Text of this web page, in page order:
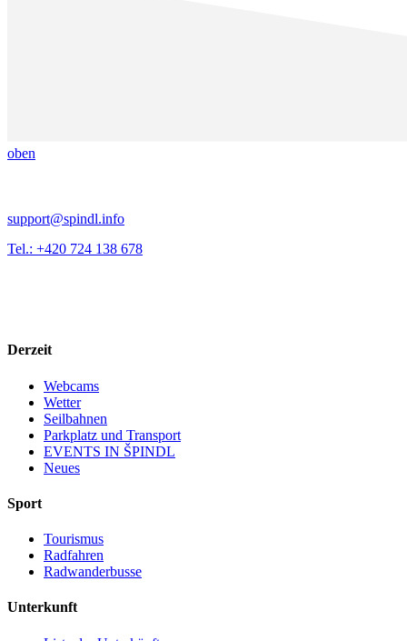
oben
support@spindl.info
Tel.: +420 724 138 678
Derzeit
Webcams
Wetter
Seilbahnen
Parkplatz und Transport
EVENTS IN ŠPINDL
Neues
Sport
Tourismus
Radfahren
Radwanderbusse
Unterkunft